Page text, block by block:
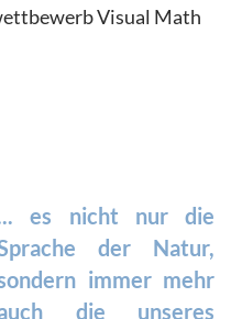
Visual Math
es nicht nur die
der Natur,
immer mehr
die unseres